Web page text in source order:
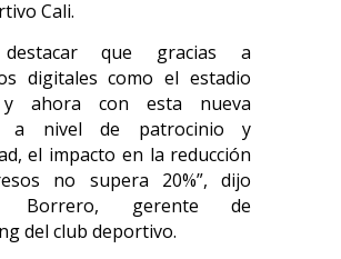
Cali.
destacar que gracias a
digitales como el estadio
ahora con esta nueva
a nivel de patrocinio y
el impacto en la reducción
no supera 20%”, dijo
Borrero, gerente de
del club deportivo.